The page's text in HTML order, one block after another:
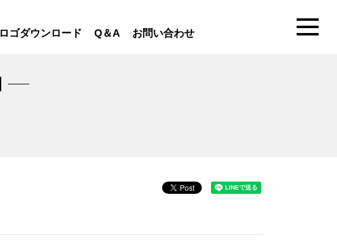
ロゴダウンロード Q＆A お問い合わせ